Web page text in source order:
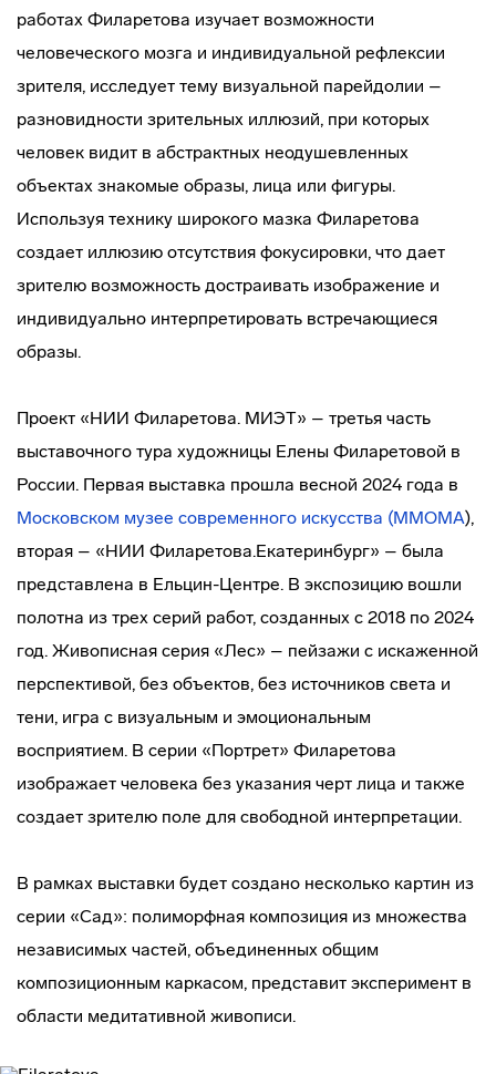
работах Филаретова изучает возможности
человеческого мозга и индивидуальной рефлексии
зрителя, исследует тему визуальной парейдолии –
разновидности зрительных иллюзий, при которых
человек видит в абстрактных неодушевленных
объектах знакомые образы, лица или фигуры.
Используя технику широкого мазка Филаретова
создает иллюзию отсутствия фокусировки, что дает
зрителю возможность достраивать изображение и
индивидуально интерпретировать встречающиеся
образы.
Проект «НИИ Филаретова. МИЭТ» – третья часть
выставочного тура художницы Елены Филаретовой в
России. Первая выставка прошла весной 2024 года в
Московском музее современного искусства (MMOMA),
вторая – «НИИ Филаретова.Екатеринбург» – была
представлена в Ельцин-Центре. В экспозицию вошли
полотна из трех серий работ, созданных с 2018 по 2024
год. Живописная серия «Лес» – пейзажи с искаженной
перспективой, без объектов, без источников света и
тени, игра с визуальным и эмоциональным
восприятием. В серии «Портрет» Филаретова
изображает человека без указания черт лица и также
создает зрителю поле для свободной интерпретации.
В рамках выставки будет создано несколько картин из
серии «Сад»: полиморфная композиция из множества
независимых частей, объединенных общим
композиционным каркасом, представит эксперимент в
области медитативной живописи.